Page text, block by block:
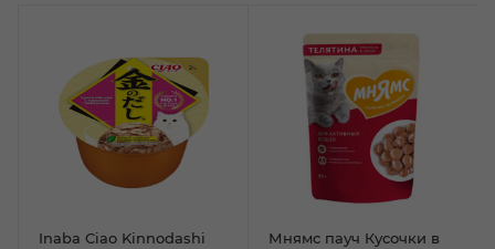
Inaba Ciao Kinnodashi
Мнямс пауч Кусочки в